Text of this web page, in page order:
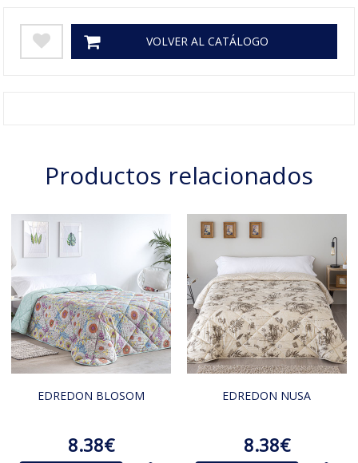
VOLVER AL CATÁLOGO
Productos relacionados
EDREDON BLOSOM
8.38€
EDREDON NUSA
8.38€